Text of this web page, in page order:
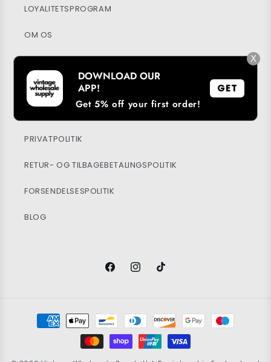
LOYALITETSPROGRAM
OM OS
MIN KONTO
PRIVATPOLITIK
RETUR- OG TILBAGEBETALINGSPOLITIK
FORSENDELSESPOLITIK
BLOG
FacebookInstagramTikTok
Betalingsmetoder
X
DOWNLOAD OUR
APP!
Get 5% off your first order!
GET